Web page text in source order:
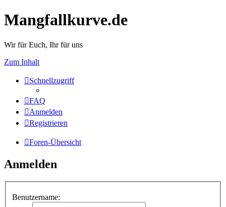
Mangfallkurve.de
Wir für Euch, Ihr für uns
Zum Inhalt
Schnellzugriff
FAQ
Anmelden
Registrieren
Foren-Übersicht
Anmelden
Benutzername: